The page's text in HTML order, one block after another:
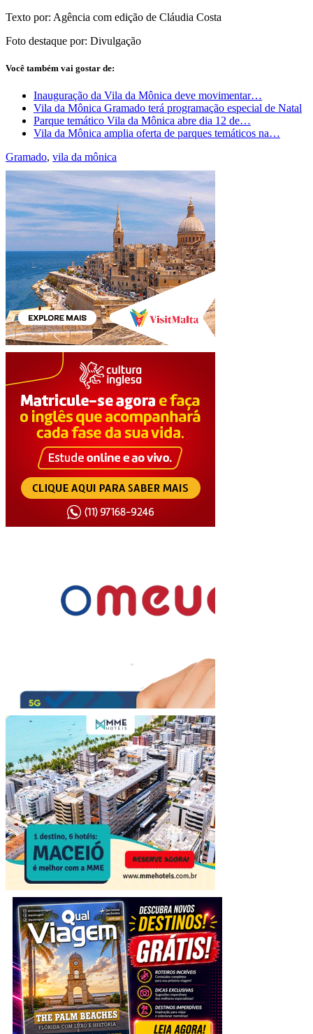
Texto por: Agência com edição de Cláudia Costa
Foto destaque por: Divulgação
Você também vai gostar de:
Inauguração da Vila da Mônica deve movimentar…
Vila da Mônica Gramado terá programação especial de Natal
Parque temático Vila da Mônica abre dia 12 de…
Vila da Mônica amplia oferta de parques temáticos na…
Gramado, vila da mônica